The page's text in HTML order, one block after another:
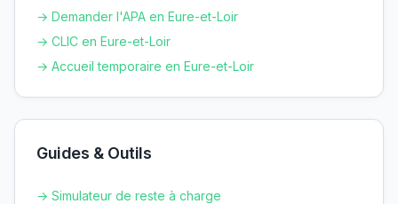
→ Demander l'APA en Eure-et-Loir
→ CLIC en Eure-et-Loir
→ Accueil temporaire en Eure-et-Loir
Guides & Outils
→ Simulateur de reste à charge